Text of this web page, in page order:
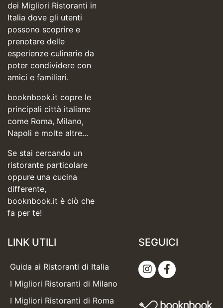
dei Migliori Ristoranti in
Italia dove gli utenti
possono scoprire e
prenotare delle
esperienze culinarie da
poter condividere con
amici e familiari.
booknbook.it copre le
principali città italiane
come Roma, Milano,
Napoli e molte altre...
Se stai cercando un
ristorante particolare
oppure una cucina
differente,
booknbook.it è ciò che
fa per te!
LINK UTILI
Guida ai Ristoranti di Italia
I Migliori Ristoranti di Milano
I Migliori Ristoranti di Roma
SEGUICI